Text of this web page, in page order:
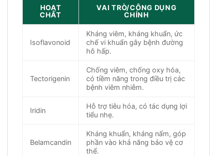
HOẠT
CHẤT
VAI TRÒ/CÔNG DỤNG
CHÍNH
Isoflavonoid
Kháng viêm, kháng khuẩn, ức
chế vi khuẩn gây bệnh đường
hô hấp.
Tectorigenin
Chống viêm, chống oxy hóa,
có tiềm năng trong điều trị các
bệnh viêm nhiễm.
Iridin
Hỗ trợ tiêu hóa, có tác dụng lợi
tiểu nhẹ.
Belamcandin
Kháng khuẩn, kháng nấm, góp
phần vào khả năng bảo vệ cơ
thể.